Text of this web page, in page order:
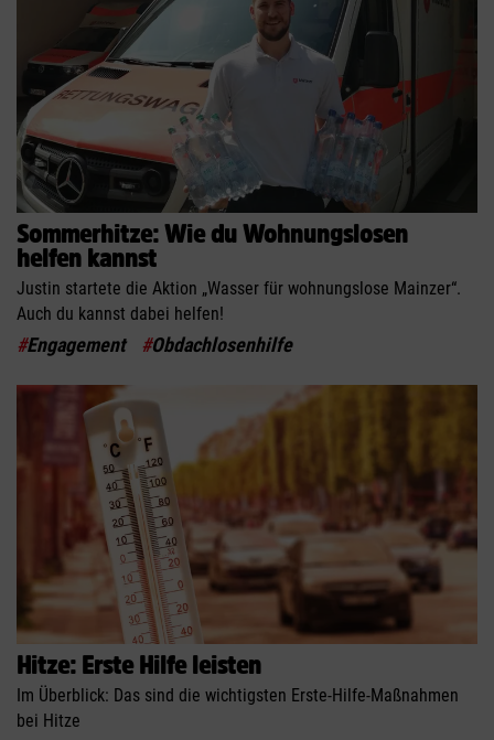
Sommerhitze: Wie du Wohnungslosen
helfen kannst
Justin startete die Aktion „Wasser für wohnungslose Mainzer“.
Auch du kannst dabei helfen!
#Engagement #Obdachlosenhilfe
Hitze: Erste Hilfe leisten
Im Überblick: Das sind die wichtigsten Erste-Hilfe-Maßnahmen
bei Hitze